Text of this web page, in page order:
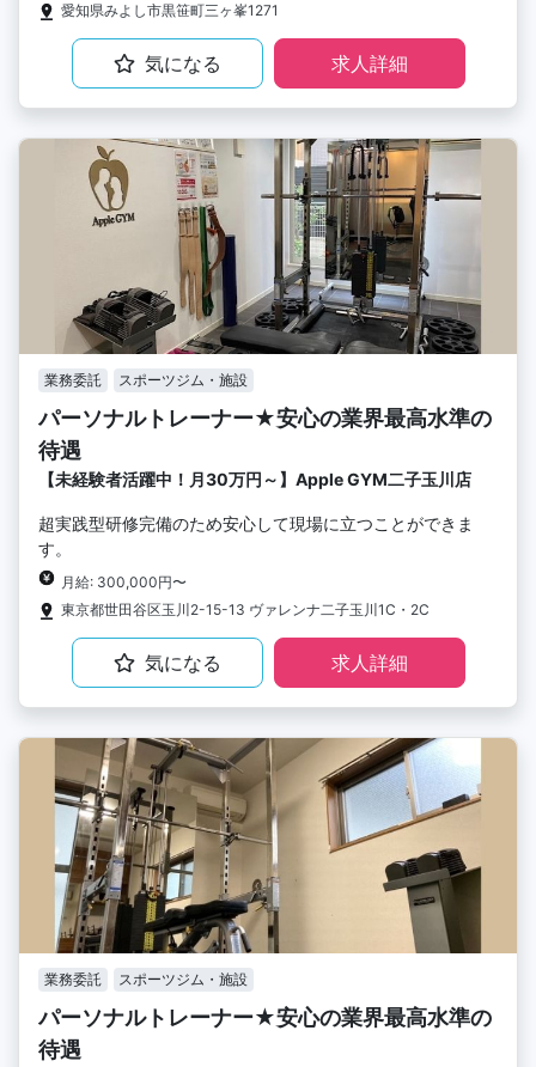
愛知県みよし市黒笹町三ヶ峯1271
気になる 求人詳細
業務委託 スポーツジム・施設
パーソナルトレーナー★安心の業界最高水準の
待遇
【未経験者活躍中！月30万円～】Apple GYM二子玉川店
超実践型研修完備のため安心して現場に立つことができま
す。
月給: 300,000円〜
東京都世田谷区玉川2-15-13 ヴァレンナ二子玉川1C・2C
気になる 求人詳細
業務委託 スポーツジム・施設
パーソナルトレーナー★安心の業界最高水準の
待遇